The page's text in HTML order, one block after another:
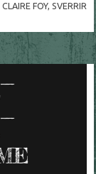
CLAIRE FOY, SVERRIR